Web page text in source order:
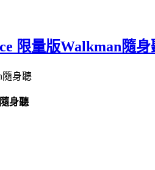
限量版Walkman隨身
身聽